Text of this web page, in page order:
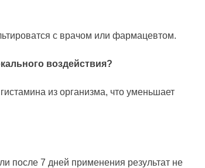
с врачом или фармацевтом.
воздействия?
из организма, что уменьшает
после 7 дней применения результат не